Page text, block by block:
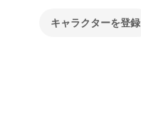
キャラクターを登録